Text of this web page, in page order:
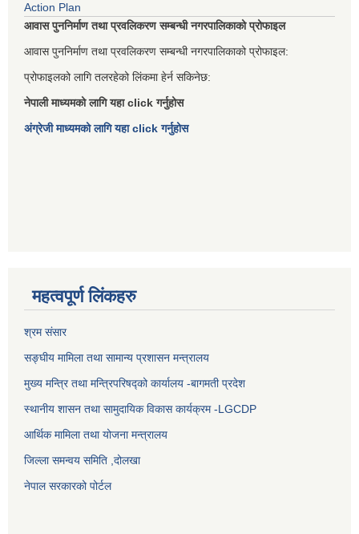
Action Plan
आवास पुननिर्माण तथा प्रवलिकरण सम्बन्धी नगरपालिकाको प्रोफाइल
आवास पुननिर्माण तथा प्रवलिकरण सम्बन्धी नगरपालिकाको प्रोफाइल:
प्रोफाइलको लागि तलरहेको लिंकमा हेर्न सकिनेछ:
नेपाली माध्यमको लागि यहा click गर्नुहोस
अंग्रेजी माध्यमको लागि यहा click गर्नुहोस
महत्वपूर्ण लिंकहरु
श्रम संसार
सङ्घीय मामिला तथा सामान्य प्रशासन मन्त्रालय
मुख्य मन्त्रि तथा मन्त्रिपरिषद्को कार्यालय -बागमती प्रदेश
स्थानीय शासन तथा सामुदायिक विकास कार्यक्रम -LGCDP
आर्थिक मामिला तथा योजना मन्त्रालय
जिल्ला समन्वय समिति ,दोलखा
नेपाल सरकारको पोर्टल